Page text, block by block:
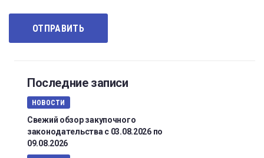
Последние записи
НОВОСТИ
Свежий обзор закупочного
законодательства с 03.08.2026 по
09.08.2026